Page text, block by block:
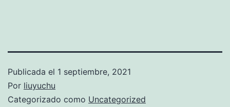
Publicada el 1 septiembre, 2021
Por liuyuchu
Categorizado como Uncategorized